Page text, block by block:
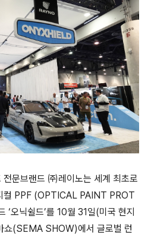
전문브랜드 ㈜레이노는 세계 최초로
컬 PPF (OPTICAL PAINT PROT
‘오닉쉴드’를 10월 31일(미국 현지
쇼(SEMA SHOW)에서 글로벌 런